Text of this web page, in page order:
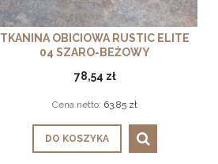
TKANINA OBICIOWA RUSTIC ELITE
04 SZARO-BEŻOWY
78,54 zł
Cena netto: 63,85 zł
DO KOSZYKA